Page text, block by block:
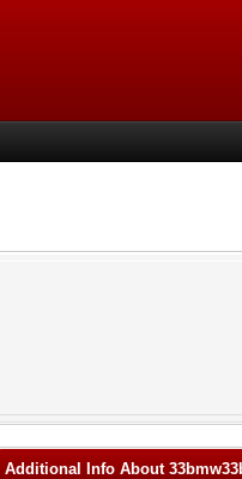
Additional Info About